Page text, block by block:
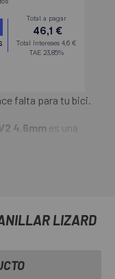
falta para tu bici.
4.6mm es una
absorción de
los tapones)
LIZARD